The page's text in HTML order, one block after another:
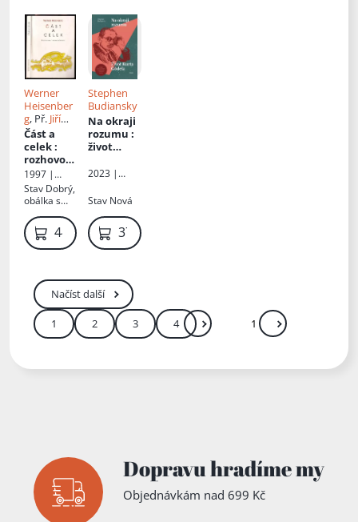
Werner
Heisenber
g, Př. Jiří
Horák
Část a
celek:
rozhovory
o
atomové
fyzice
1997 |
Votobia
Stav Dobrý,
obálka s
ořízka s
flíčky 449 Kč
Stephen
Budiansky
Na okraji
rozumu:
život
Gödela
2023 |
Stav Nová
379 Kč
Načíst další
1 2 3 4
Další Přejít
Dopravu hradíme my
Objednávkám nad 699 Kč